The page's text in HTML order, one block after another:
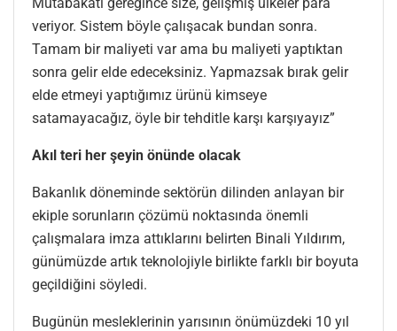
veriyor. Sistem böyle çalışacak bundan sonra.
Tamam bir maliyeti var ama bu maliyeti yaptıktan
sonra gelir elde edeceksiniz. Yapmazsak bırak gelir
elde etmeyi yaptığımız ürünü kimseye
satamayacağız, öyle bir tehditle karşı karşıyayız”
Akıl teri her şeyin önünde olacak
Bakanlık döneminde sektörün dilinden anlayan bir
ekiple sorunların çözümü noktasında önemli
çalışmalara imza attıklarını belirten Binali Yıldırım,
günümüzde artık teknolojiyle birlikte farklı bir boyuta
geçildiğini söyledi.
Bugünün mesleklerinin yarısının önümüzdeki 10 yıl